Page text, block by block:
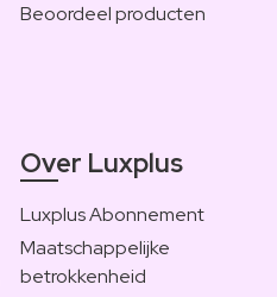
Beoordeel producten
Over Luxplus
Luxplus Abonnement
Maatschappelijke
betrokkenheid